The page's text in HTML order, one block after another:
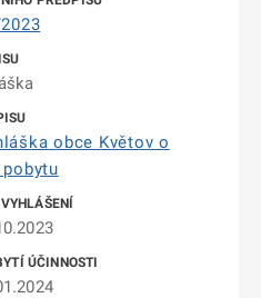
obce Květov o